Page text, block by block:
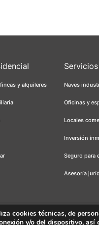
y alquileres Naves
Oficinas y
Locales
Inversión
Seguro para
Asesoría
de cookies Canal ético
cookies técnicas, de
y/o del dispositivo,